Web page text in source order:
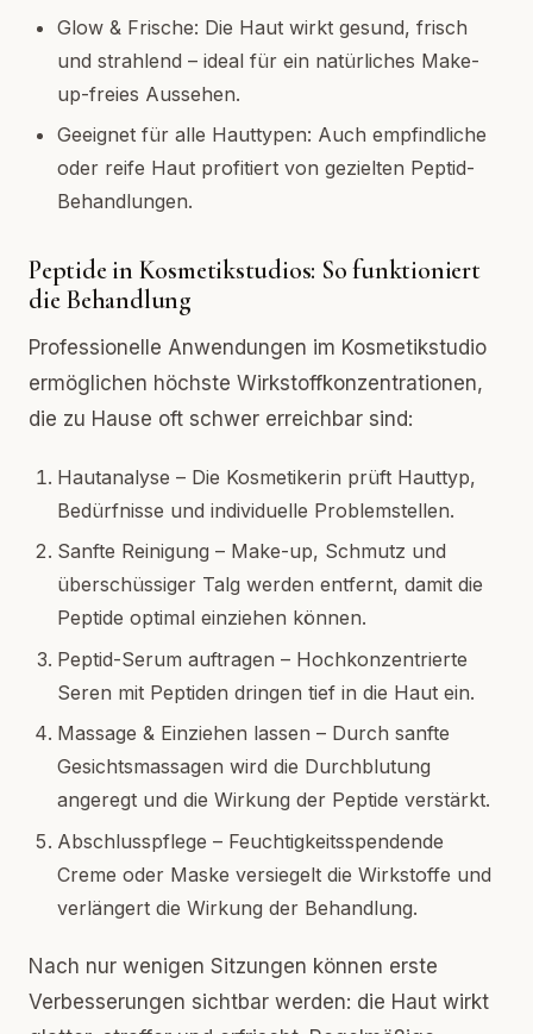
Glow & Frische: Die Haut wirkt gesund, frisch
und strahlend – ideal für ein natürliches Make-
up-freies Aussehen.
Geeignet für alle Hauttypen: Auch empfindliche
oder reife Haut profitiert von gezielten Peptid-
Behandlungen.
Peptide in Kosmetikstudios: So funktioniert
die Behandlung
Professionelle Anwendungen im Kosmetikstudio
ermöglichen höchste Wirkstoffkonzentrationen,
die zu Hause oft schwer erreichbar sind:
Hautanalyse – Die Kosmetikerin prüft Hauttyp,
Bedürfnisse und individuelle Problemstellen.
Sanfte Reinigung – Make-up, Schmutz und
überschüssiger Talg werden entfernt, damit die
Peptide optimal einziehen können.
Peptid-Serum auftragen – Hochkonzentrierte
Seren mit Peptiden dringen tief in die Haut ein.
Massage & Einziehen lassen – Durch sanfte
Gesichtsmassagen wird die Durchblutung
angeregt und die Wirkung der Peptide verstärkt.
Abschlusspflege – Feuchtigkeitsspendende
Creme oder Maske versiegelt die Wirkstoffe und
verlängert die Wirkung der Behandlung.
Nach nur wenigen Sitzungen können erste
Verbesserungen sichtbar werden: die Haut wirkt